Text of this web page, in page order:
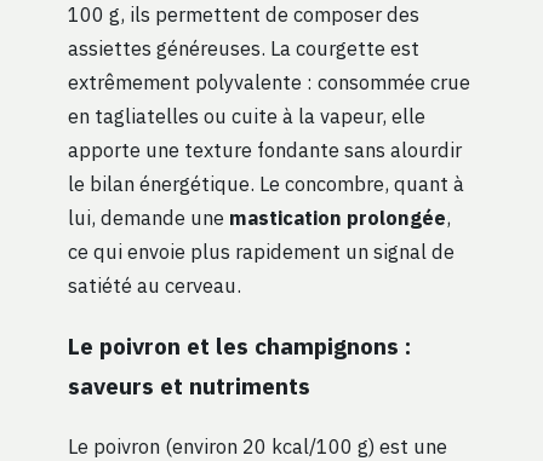
100 g, ils permettent de composer des
assiettes généreuses. La courgette est
extrêmement polyvalente : consommée crue
en tagliatelles ou cuite à la vapeur, elle
apporte une texture fondante sans alourdir
le bilan énergétique. Le concombre, quant à
lui, demande une mastication prolongée,
ce qui envoie plus rapidement un signal de
satiété au cerveau.
Le poivron et les champignons :
saveurs et nutriments
Le poivron (environ 20 kcal/100 g) est une